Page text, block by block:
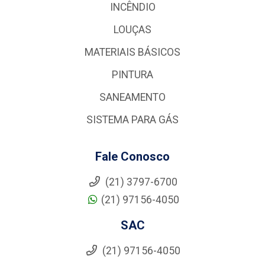
INCÊNDIO
LOUÇAS
MATERIAIS BÁSICOS
PINTURA
SANEAMENTO
SISTEMA PARA GÁS
Fale Conosco
(21) 3797-6700
(21) 97156-4050
SAC
(21) 97156-4050